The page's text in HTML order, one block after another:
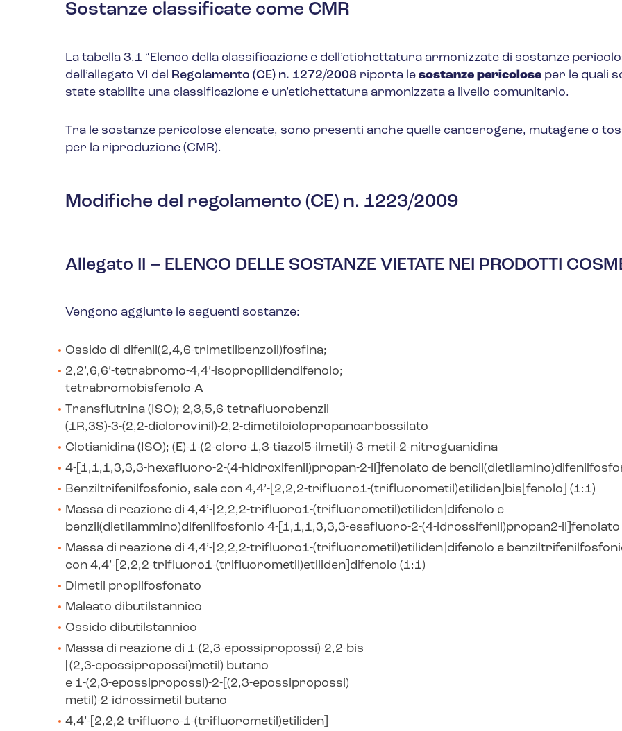
Sostanze classificate come CMR
La tabella 3.1 “Elenco della classificazione e dell’etichettatura armonizzate di sostanze
dell’allegato VI del Regolamento (CE) n. 1272/2008riporta le sostanze pericoloseper le quali
state stabilite una classificazione e un’etichettatura armonizzata a livello comunitario.
Tra le sostanze pericolose elencate, sono presenti anche quelle cancerogene, mutagene o
per la riproduzione (CMR).
Modifiche del regolamento (CE) n. 1223/2009
Allegato II – ELENCO DELLE SOSTANZE VIETATE NEI PRODOTTI
Vengono aggiunte le seguenti sostanze:
Ossido di difenil(2,4,6-trimetilbenzoil)fosfina;
2,2’,6,6’-tetrabromo-4,4’-isopropilidendifenolo;
tetrabromobisfenolo-A
Transflutrina (ISO); 2,3,5,6-tetrafluorobenzil
(1R,3S)-3-(2,2-diclorovinil)-2,2-dimetilciclopropancarbossilato
Clotianidina (ISO); (E)-1-(2-cloro-1,3-tiazol5-ilmetil)-3-metil-2-nitroguanidina
4-[1,1,1,3,3,3-hexafluoro-2-(4-hidroxifenil)propan-2-il]fenolato de
Benziltrifenilfosfonio, sale con 4,4’-[2,2,2-trifluoro1-(trifluorometil)etiliden]bis[fenolo] (1:1)
Massa di reazione di 4,4’-[2,2,2-trifluoro1-(trifluorometil)etiliden]difenolo e
benzil(dietilammino)difenilfosfonio 4-[1,1,1,3,3,3-esafluoro-2-(4-idrossifenil)propan2-il]fenolato
Massa di reazione di 4,4’-[2,2,2-trifluoro1-(trifluorometil)etiliden]difenolo e
con 4,4’-[2,2,2-trifluoro1-(trifluorometil)etiliden]difenolo (1:1)
Dimetil propilfosfonato
Maleato dibutilstannico
Ossido dibutilstannico
Massa di reazione di 1-(2,3-epossipropossi)-2,2-bis
[(2,3-epossipropossi)metil) butano
e 1-(2,3-epossipropossi)-2-[(2,3-epossipropossi)
metil)-2-idrossimetil butano
4,4’-[2,2,2-trifluoro-1-(trifluorometil)etiliden]